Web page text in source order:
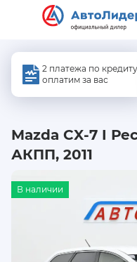
2 платежа по кредиту
оплатим за вас
Mazda CX-7 I
АКПП, 2011
В наличии